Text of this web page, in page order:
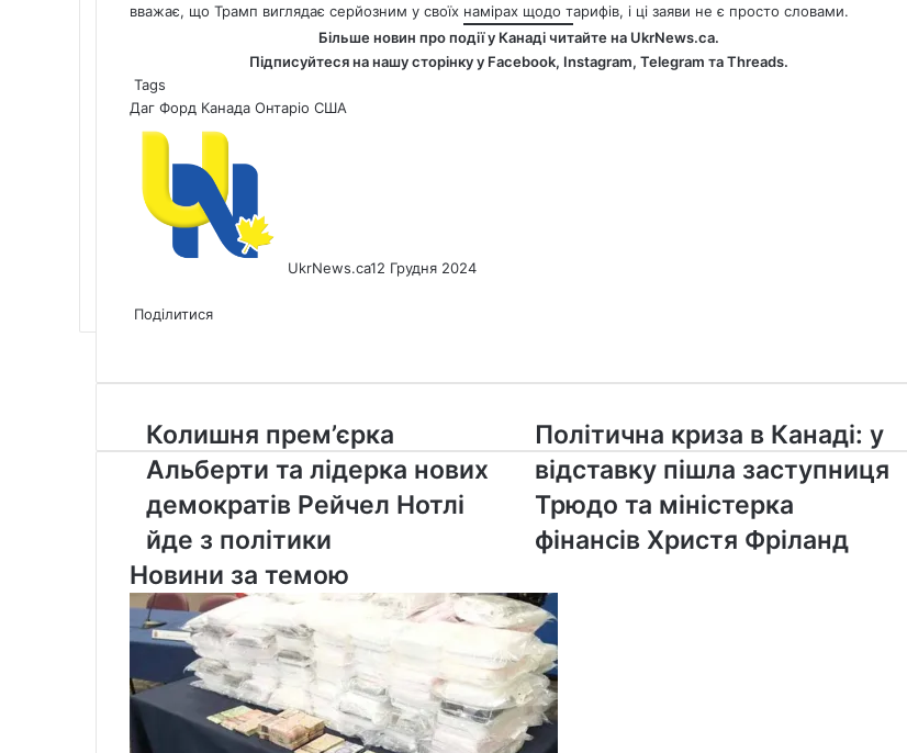
вважає, що Трамп виглядає серйозним у своїх намірах щодо тарифів, і ці заяви не є просто словами.
Більше новин про події у Канаді читайте на UkrNews.ca.
Підписуйтеся на нашу сторінку у Facebook, Instagram, Telegram таThreads.
Tags
Даг Форд Канада Онтаріо США
UkrNews.ca12 Грудня 2024
via
Поділитися
Email
Колишня
прем’єрка
Альберти
та
лідерка
нових
демократів
Рейчел
Нотлі
йде
політики
Колишня прем’єрка
Альберти та лідерка нових
демократів Рейчел Нотлі
йде з політики
Політична
криза
в
Канаді:
відставку
Трюдо
та
міністерка
фінансів
Христя
Фріланд
Політична криза в Канаді: у
відставку пішла заступниця
Трюдо та міністерка
фінансів Христя Фріланд
Новини за темою